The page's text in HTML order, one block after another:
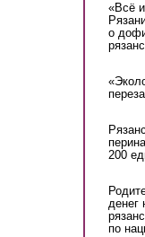
«Всё
о
200
денег
по